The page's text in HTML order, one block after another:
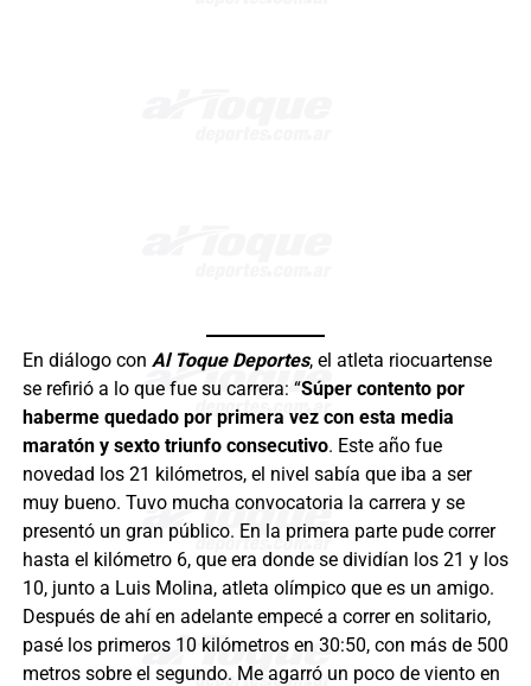
En diálogo con Al Toque Deportes, el atleta riocuartense
se refirió a lo que fue su carrera: “Súper contento por
haberme quedado por primera vez con esta media
maratón y sexto triunfo consecutivo. Este año fue
novedad los 21 kilómetros, el nivel sabía que iba a ser
muy bueno. Tuvo mucha convocatoria la carrera y se
presentó un gran público. En la primera parte pude correr
hasta el kilómetro 6, que era donde se dividían los 21 y los
10, junto a Luis Molina, atleta olímpico que es un amigo.
Después de ahí en adelante empecé a correr en solitario,
pasé los primeros 10 kilómetros en 30:50, con más de 500
metros sobre el segundo. Me agarró un poco de viento en